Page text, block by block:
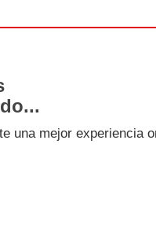
una mejor experiencia